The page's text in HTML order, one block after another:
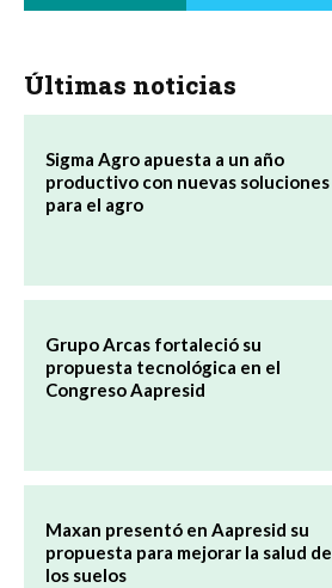
Últimas noticias
Sigma Agro apuesta a un año
productivo con nuevas soluciones
para el agro
Grupo Arcas fortaleció su
propuesta tecnológica en el
Congreso Aapresid
Maxan presentó en Aapresid su
propuesta para mejorar la salud de
los suelos